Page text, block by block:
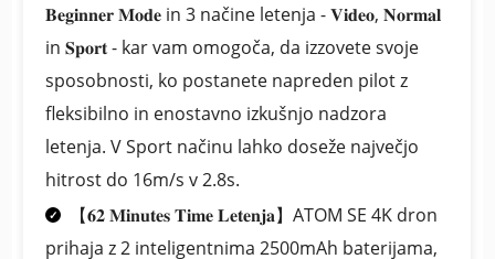
𝐁𝐞𝐠𝐢𝐧𝐧𝐞𝐫 𝐌𝐨𝐝𝐞 in 3 načine letenja - 𝐕𝐢𝐝𝐞𝐨, 𝐍𝐨𝐫𝐦𝐚𝐥
in 𝐒𝐩𝐨𝐫𝐭 - kar vam omogoča, da izzovete svoje
sposobnosti, ko postanete napreden pilot z
fleksibilno in enostavno izkušnjo nadzora
letenja. V Sport načinu lahko doseže največjo
hitrost do 16m/s v 2.8s.
【𝟔𝟐 𝐌𝐢𝐧𝐮𝐭𝐞𝐬 𝐓𝐢𝐦𝐞 𝐋𝐞𝐭𝐞𝐧𝐣𝐚】ATOM SE 4K dron
prihaja z 2 inteligentnima 2500mAh baterijama,